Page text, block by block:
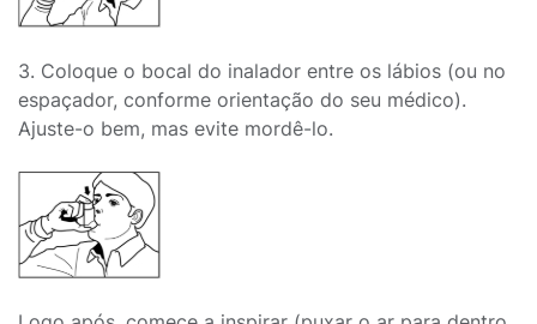
3. Coloque o bocal do inalador entre os lábios (ou no
espaçador, conforme orientação do seu médico).
Ajuste-o bem, mas evite mordê-lo.